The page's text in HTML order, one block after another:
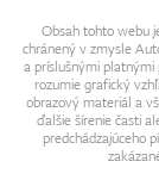
Obsah tohto webu
chránený v zmysle
a príslušnými platnými
rozumie grafický
obrazový materiál a
ďalšie šírenie časti
predchádzajúceho